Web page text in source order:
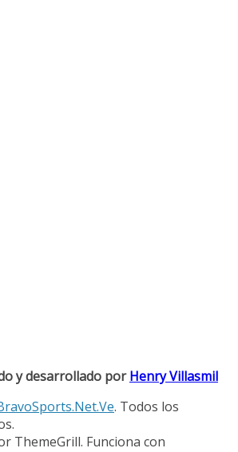
y desarrollado porHenry Villasmil
. Todos los
ThemeGrill. Funciona con